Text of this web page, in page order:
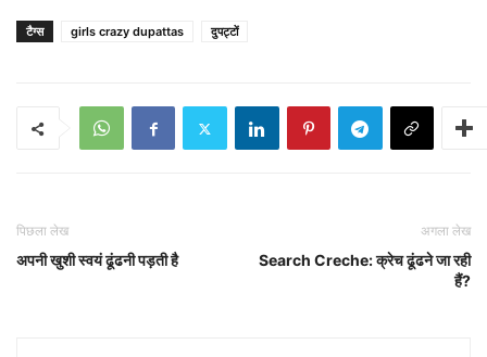
टैग्स girls crazy dupattas दुपट्टों
पिछला लेख
अपनी खुशी स्वयं ढूंढनी पड़ती है
अगला लेख
Search Creche: क्रेच ढूंढने जा रही
हैं?